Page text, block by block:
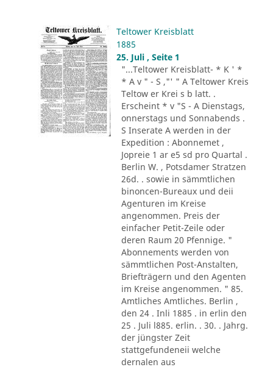
Teltower Kreisblatt
1885
25. Juli , Seite 1
"...Teltower Kreisblatt- * K ' *
* A v " - S ,"' " A Teltower Kreis
Teltow er Krei s b latt. .
Erscheint * v "S - A Dienstags,
onnerstags und Sonnabends .
S Inserate A werden in der
Expedition : Abonnemet ,
Jopreie 1 ar e5 sd pro Quartal .
Berlin W. , Potsdamer Stratzen
26d. . sowie in sämmtlichen
binoncen-Bureaux und deii
Agenturen im Kreise
angenommen. Preis der
einfacher Petit-Zeile oder
deren Raum 20 Pfennige. "
Abonnements werden von
sämmtlichen Post-Anstalten,
Briefträgern und den Agenten
im Kreise angenommen. " 85.
Amtliches Amtliches. Berlin ,
den 24 . Inli 1885 . in erlin den
25 . Juli l885. erlin. . 30. . Jahrg.
der jüngster Zeit
stattgefundeneii welche
dernalen aus